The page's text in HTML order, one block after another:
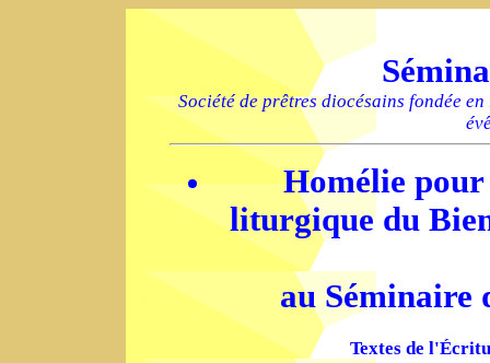
Société de prêtres diocésains fondée
Homélie
liturgique du
au Séminaire
Textes de